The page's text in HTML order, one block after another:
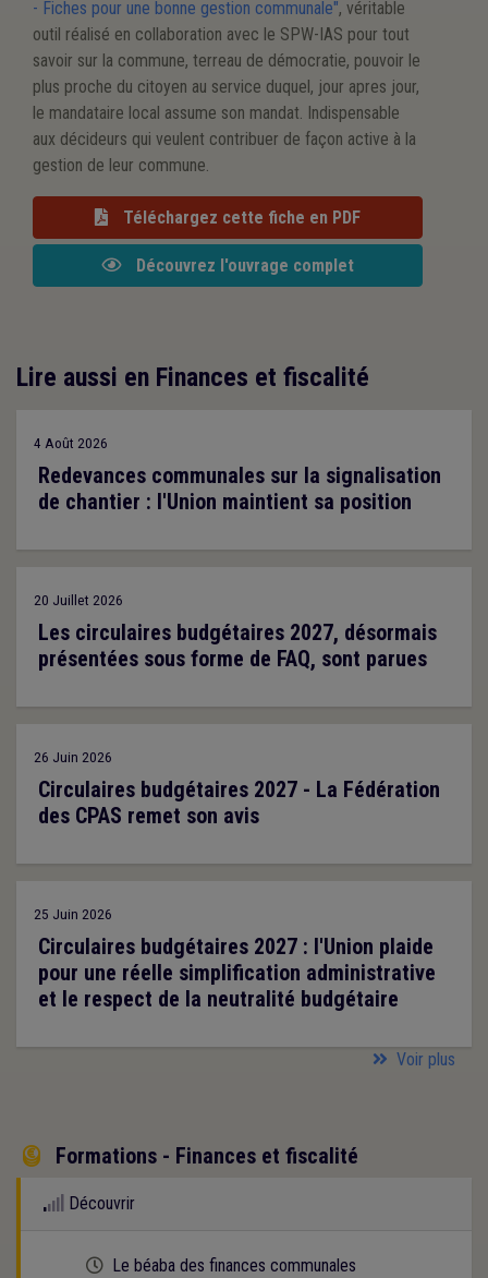
- Fiches pour une bonne gestion communale", véritable
outil réalisé en collaboration avec le SPW-IAS pour tout
savoir sur la commune, terreau de démocratie, pouvoir le
plus proche du citoyen au service duquel, jour apres jour,
le mandataire local assume son mandat. Indispensable
aux décideurs qui veulent contribuer de façon active à la
gestion de leur commune.
Téléchargez cette fiche en PDF
Découvrez l'ouvrage complet
Lire aussi en Finances et fiscalité
4 Août 2026
Redevances communales sur la signalisation
de chantier : l'Union maintient sa position
20 Juillet 2026
Les circulaires budgétaires 2027, désormais
présentées sous forme de FAQ, sont parues
26 Juin 2026
Circulaires budgétaires 2027 - La Fédération
des CPAS remet son avis
25 Juin 2026
Circulaires budgétaires 2027 : l'Union plaide
pour une réelle simplification administrative
et le respect de la neutralité budgétaire
Voir plus
 Formations - Finances et fiscalité
Découvrir
Cette formation est programmée
Le béaba des finances communales